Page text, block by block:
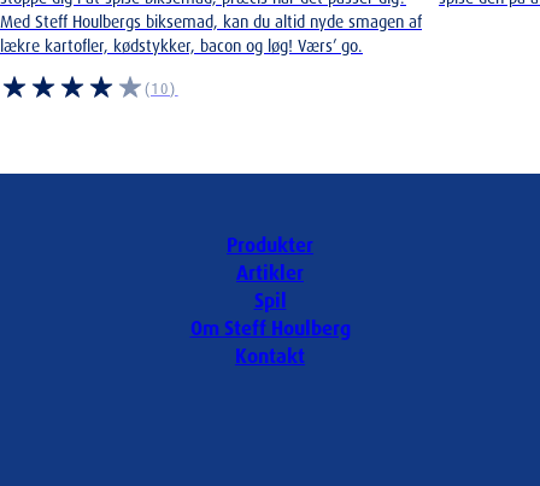
Med Steff Houlbergs biksemad, kan du altid nyde smagen af
lækre kartofler, kødstykker, bacon og løg! Værs’ go.
(10)
Produkter
Artikler
Spil
Om Steff Houlberg
Kontakt